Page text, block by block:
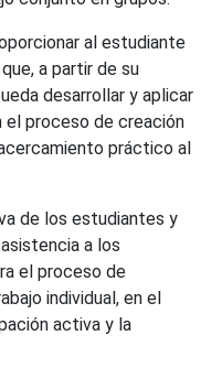
al estudiante
a partir de su
desarrollar y aplicar
proceso de creación
práctico al
de los estudiantes y
a los
el proceso de
individual, en el
activa y la